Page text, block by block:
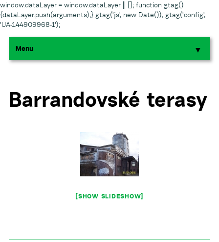
window.dataLayer = window.dataLayer || []; function gtag()
{dataLayer.push(arguments);} gtag('js', new Date()); gtag('config',
'UA-144909968-1');
Menu ▼
▼
Barrandovské terasy
[SHOW SLIDESHOW]